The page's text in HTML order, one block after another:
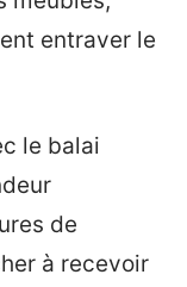
entraver le
le balai
de
à recevoir